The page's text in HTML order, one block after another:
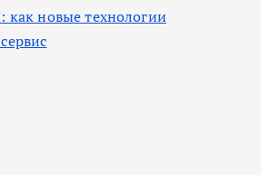
новые технологии